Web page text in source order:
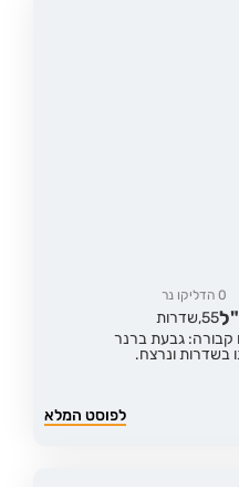
0 הדליקו נר
55, שדרות
קבורה: גבעת ברנר
בשדרות ונרצח.
לפוסט המלא